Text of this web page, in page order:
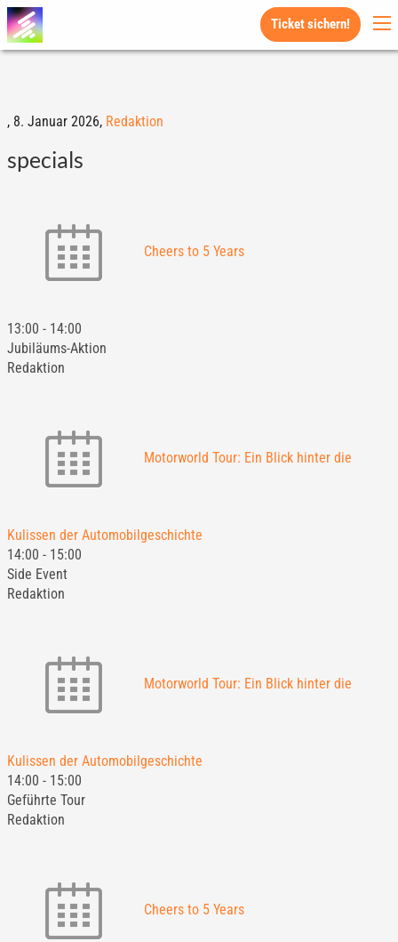
Ticket sichern!
, 8. Januar 2026, Redaktion
specials
Cheers to 5 Years
13:00 - 14:00
Jubiläums-Aktion
Redaktion
Motorworld Tour: Ein Blick hinter die
Kulissen der Automobilgeschichte
14:00 - 15:00
Side Event
Redaktion
Motorworld Tour: Ein Blick hinter die
Kulissen der Automobilgeschichte
14:00 - 15:00
Geführte Tour
Redaktion
Cheers to 5 Years